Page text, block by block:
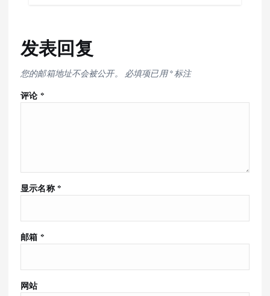
发表回复
您的邮箱地址不会被公开。 必填项已用*标注
评论 *
显示名称 *
邮箱 *
网站